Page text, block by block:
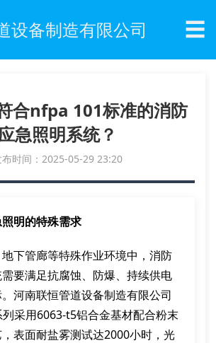
设备制造有限公司 ☰
合nfpa 101标准的消防
急照明系统？
布时间：2025-05-29 23:20
明的特殊需求
下管廊等特殊作业环境中，消防
要满足抗腐蚀、防爆、持续供电
河南联恒管道设备制造有限公司
采用6063-t5铝合金基材配合粉末
表面耐盐雾测试达2000小时，光